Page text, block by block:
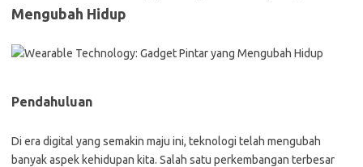
Mengubah Hidup
Pendahuluan
Di era digital yang semakin maju ini, teknologi telah mengubah
banyak aspek kehidupan kita. Salah satu perkembangan terbesar